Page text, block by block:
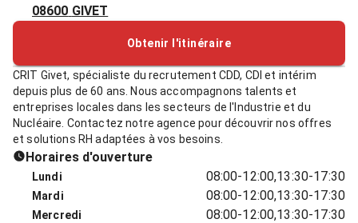
08600 GIVET
Obtenir l'itinéraire
CRIT Givet, spécialiste du recrutement CDD, CDI et intérim
depuis plus de 60 ans. Nous accompagnons talents et
entreprises locales dans les secteurs de l'Industrie et du
Nucléaire. Contactez notre agence pour découvrir nos offres
et solutions RH adaptées à vos besoins.
Horaires d'ouverture
Lundi 08:00-12:00,13:30-17:30
Mardi 08:00-12:00,13:30-17:30
Mercredi 08:00-12:00,13:30-17:30